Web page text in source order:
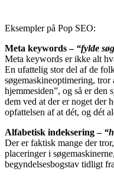
Eksempler på Pop SEO:
Meta keywords – “fylde
Meta keywords er ikke alt
En ufattelig stor del af de
søgemaskineoptimering, tror
hjemmesiden”, og så er den
dem ved at der er noget der
opfattelsen af at dét, og dét
Alfabetisk indeksering –
Der er faktisk mange der
placeringer i
begyndelsesbogstav tidligt